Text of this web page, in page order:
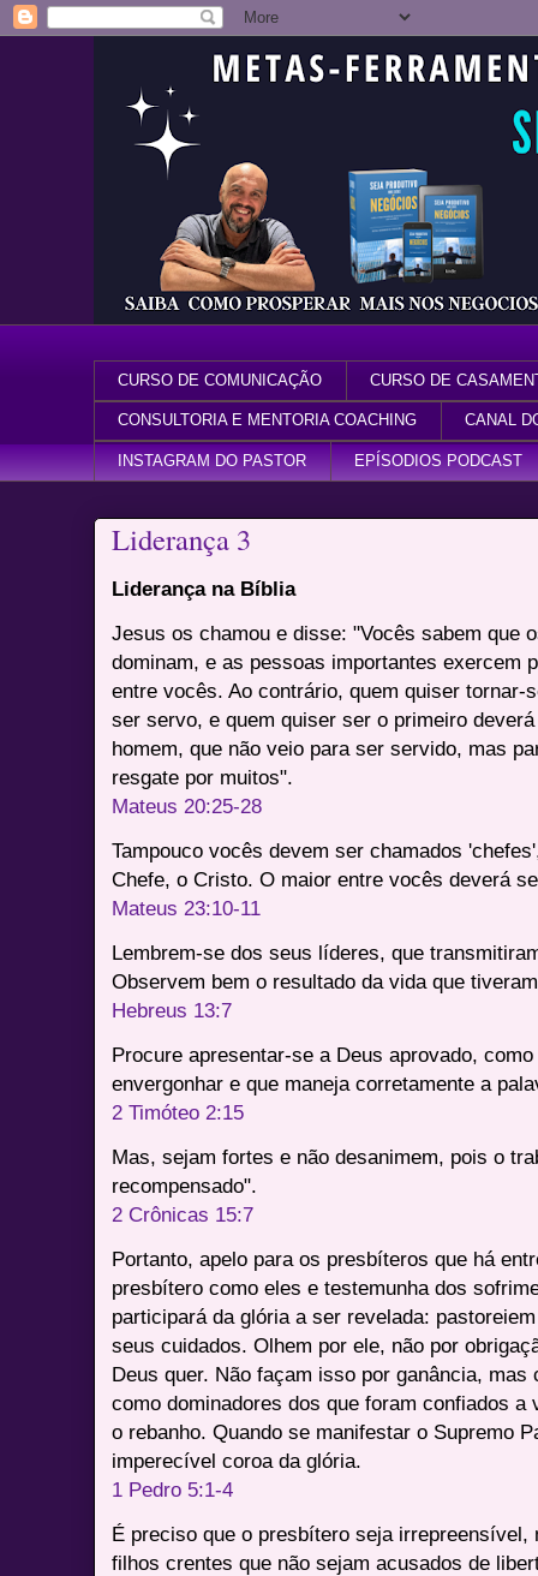
CURSO DE COMUNICAÇÃO CURSO DE
CONSULTORIA E MENTORIA COACHING CANAL
INSTAGRAM DO PASTOR EPÍSODIOS PODCAST
Liderança 3
Liderança na Bíblia
Jesus os chamou e disse: "Vocês sabem que
dominam, e as pessoas importantes exercem
entre vocês. Ao contrário, quem quiser tornar-
ser servo, e quem quiser ser o primeiro
homem, que não veio para ser servido, mas
resgate por muitos".
Mateus 20:25-28
Tampouco vocês devem ser chamados
Chefe, o Cristo. O maior entre vocês deverá
Mateus 23:10-11
Lembrem-se dos seus líderes, que
Observem bem o resultado da vida que
Hebreus 13:7
Procure apresentar-se a Deus aprovado,
envergonhar e que maneja corretamente a
2 Timóteo 2:15
Mas, sejam fortes e não desanimem, pois o
recompensado".
2 Crônicas 15:7
Portanto, apelo para os presbíteros que há
presbítero como eles e testemunha dos
participará da glória a ser revelada:
seus cuidados. Olhem por ele, não por
Deus quer. Não façam isso por ganância,
como dominadores dos que foram confiados
o rebanho. Quando se manifestar o Supremo
imperecível coroa da glória.
1 Pedro 5:1-4
É preciso que o presbítero seja irrepreensível,
filhos crentes que não sejam acusados de